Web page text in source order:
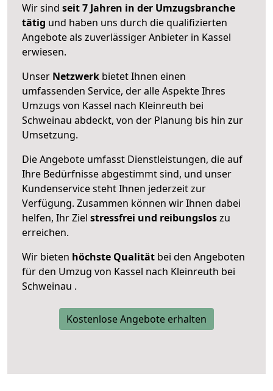
Wir sind seit 7 Jahren in der Umzugsbranche
tätig und haben uns durch die qualifizierten
Angebote als zuverlässiger Anbieter in Kassel
erwiesen.
Unser Netzwerk bietet Ihnen einen
umfassenden Service, der alle Aspekte Ihres
Umzugs von Kassel nach Kleinreuth bei
Schweinau abdeckt, von der Planung bis hin zur
Umsetzung.
Die Angebote umfasst Dienstleistungen, die auf
Ihre Bedürfnisse abgestimmt sind, und unser
Kundenservice steht Ihnen jederzeit zur
Verfügung. Zusammen können wir Ihnen dabei
helfen, Ihr Ziel stressfrei und reibungsloszu
erreichen.
Wir bieten höchste Qualität bei den Angeboten
für den Umzug von Kassel nach Kleinreuth bei
Schweinau .
Kostenlose Angebote erhalten